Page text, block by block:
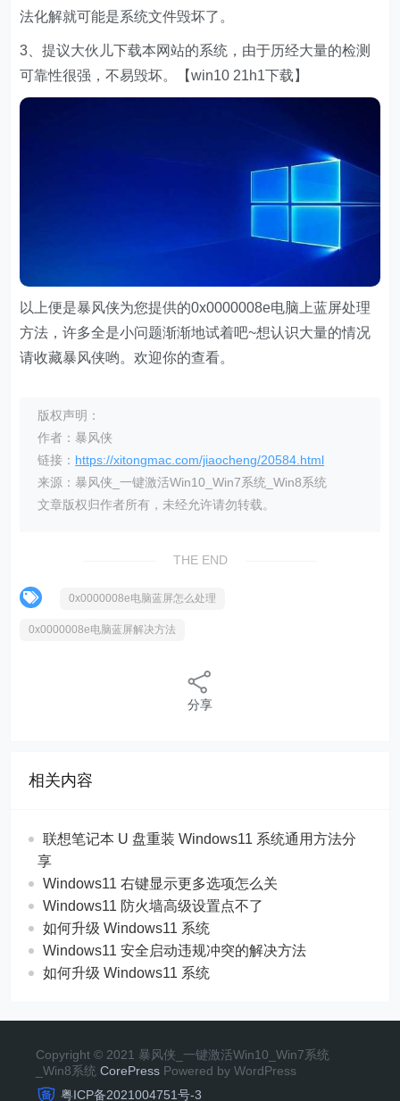
法化解就可能是系统文件毁坏了。
3、提议大伙儿下载本网站的系统，由于历经大量的检测
可靠性很强，不易毁坏。【win10 21h1下载】
以上便是暴风侠为您提供的0x0000008e电脑上蓝屏处理
方法，许多全是小问题渐渐地试着吧~想认识大量的情况
请收藏暴风侠哟。欢迎你的查看。
版权声明：
作者：暴风侠
链接： https://xitongmac.com/jiaocheng/20584.html
来源：暴风侠_一键激活Win10_Win7系统_Win8系统
文章版权归作者所有，未经允许请勿转载。
THE END
0x0000008e电脑蓝屏怎么处理
0x0000008e电脑蓝屏解决方法
分享
相关内容
联想笔记本 U 盘重装 Windows11 系统通用方法分
享
Windows11 右键显示更多选项怎么关
Windows11 防火墙高级设置点不了
如何升级 Windows11 系统
Windows11 安全启动违规冲突的解决方法
如何升级 Windows11 系统
Copyright © 2021 暴风侠_一键激活Win10_Win7系统
_Win8系统 CorePress Powered by WordPress
粤ICP备2021004751号-3